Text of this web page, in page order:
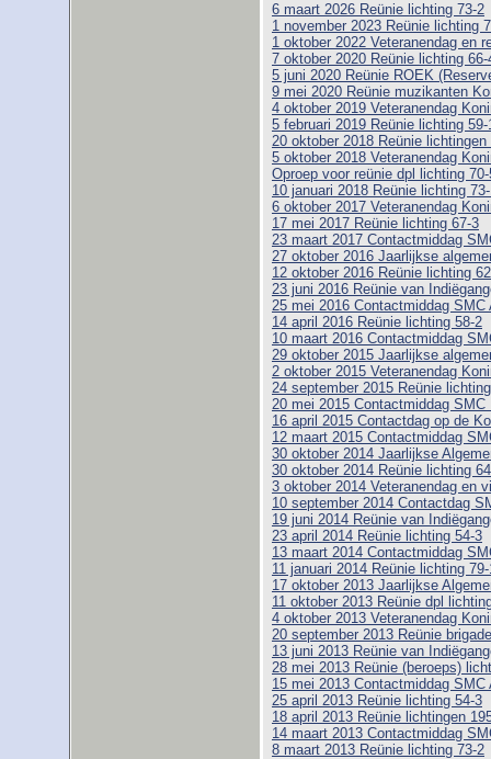
6 maart 2026 Reünie lichting 73-2
1 november 2023 Reünie lichting
1 oktober 2022 Veteranendag en
7 oktober 2020 Reünie lichting 66-
5 juni 2020 Reünie ROEK
9 mei 2020 Reünie muzikanten
4 oktober 2019 Veteranendag
5 februari 2019 Reünie lichting 59-
20 oktober 2018 Reünie
5 oktober 2018 Veteranendag
Oproep voor reünie dpl lichting
10 januari 2018 Reünie lichting
6 oktober 2017 Veteranendag
17 mei 2017 Reünie lichting 67-3
23 maart 2017 Contactmiddag
27 oktober 2016 Jaarlijkse
12 oktober 2016 Reünie lichting
23 juni 2016 Reünie van
25 mei 2016 Contactmiddag
14 april 2016 Reünie lichting 58-2
10 maart 2016 Contactmiddag
29 oktober 2015 Jaarlijkse
2 oktober 2015 Veteranendag
24 september 2015 Reünie
20 mei 2015 Contactmiddag SMC
16 april 2015 Contactdag op de
12 maart 2015 Contactmiddag
30 oktober 2014 Jaarlijkse
30 oktober 2014 Reünie lichting
3 oktober 2014 Veteranendag en
10 september 2014 Contactdag
19 juni 2014 Reünie van
23 april 2014 Reünie lichting 54-3
13 maart 2014 Contactmiddag
11 januari 2014 Reünie lichting
17 oktober 2013 Jaarlijkse
11 oktober 2013 Reünie dpl
4 oktober 2013 Veteranendag
20 september 2013 Reünie
13 juni 2013 Reünie van
28 mei 2013 Reünie (beroeps)
15 mei 2013 Contactmiddag
25 april 2013 Reünie lichting 54-3
18 april 2013 Reünie lichtingen
14 maart 2013 Contactmiddag
8 maart 2013 Reünie lichting 73-2